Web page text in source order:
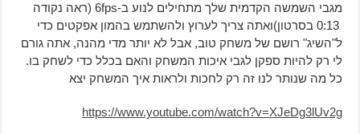
מגבי השמשה הקדמית שלך מתחילים לנוע ב-6fps (ראה נקודה
0:13 בסרטון)ואתה צריך לערוץ ולהשתמש בהמון אפקטים כדי
ל"השיג" רושם של משחק טוב, אבל לא יותר מדי מהנה, אתה גורם
לי רק להיות ספקן לגבי איכות המשחק והאם בכלל כדי לשחק בו.
כל מה שנותר לנו זה רק לחכות ולראות איך המשחק יצא
https://www.youtube.com/watch?v=XJeDg3lUv2g